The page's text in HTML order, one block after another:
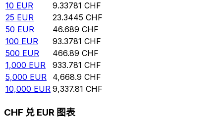
10 EUR 9.33781 CHF
25 EUR 23.3445 CHF
50 EUR 46.689 CHF
100 EUR 93.3781 CHF
500 EUR 466.89 CHF
1,000 EUR 933.781 CHF
5,000 EUR 4,668.9 CHF
10,000 EUR 9,337.81 CHF
CHF 兑 EUR 图表